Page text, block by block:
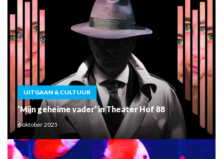
UITGAAN & CULTUUR
‘Mijn geheime vader’ in Theater Hof 88
6 oktober 2025